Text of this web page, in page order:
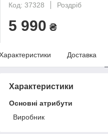
Код: 37328
Роздріб
5 990 ₴
Доставка
Характеристики
Основні атрибути
Виробник